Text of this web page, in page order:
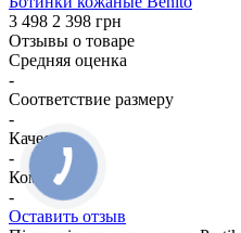
3 498 2 398 грн
Отзывы о товаре
Средняя оценка
-
Соответствие размеру
-
Качество
-
Комфорт
-
Оставить отзыв